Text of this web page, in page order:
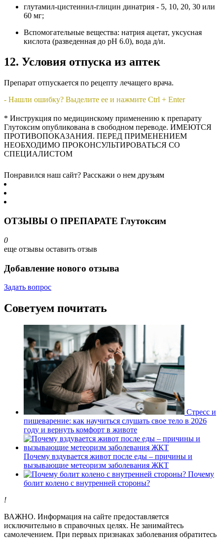
глутамил-цистеинил-глицин динатрия - 5, 10, 20, 30 или
60 мг;
Вспомогательные вещества: натрия ацетат, уксусная
кислота (разведенная до pH 6.0), вода д/и.
12. Условия отпуска из аптек
Препарат отпускается по рецепту лечащего врача.
- Нашли ошибку? Выделите ее и нажмите Ctrl + Enter
* Инструкция по медицинскому применению к препарату
Глутоксим опубликована в свободном переводе. ИМЕЮТСЯ
ПРОТИВОПОКАЗАНИЯ. ПЕРЕД ПРИМЕНЕНИЕМ
НЕОБХОДИМО ПРОКОНСУЛЬТИРОВАТЬСЯ СО
СПЕЦИАЛИСТОМ
Понравился наш сайт? Расскажи о нем друзьям
ОТЗЫВЫ О ПРЕПАРАТЕ Глутоксим
0
еще отзывы оставить отзыв
Добавление нового отзыва
Задать вопрос
Советуем почитать
Стресс и
пищеварение: как научиться слушать свое тело в 2026
году и вернуть комфорт в животе
Почему вздувается живот после еды – причины и
вызывающие метеоризм заболевания ЖКТ
Почему
болит колено с внутренней стороны?
!
ВАЖНО. Информация на сайте предоставляется
исключительно в справочных целях. Не занимайтесь
самолечением. При первых признаках заболевания обратитесь